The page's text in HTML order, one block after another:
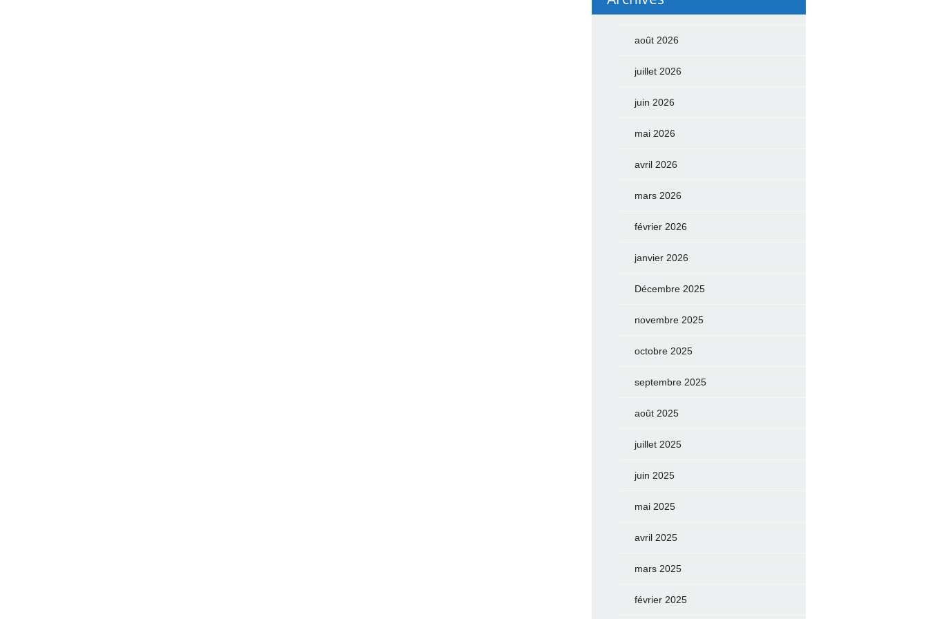
août 2026
juillet 2026
juin 2026
mai 2026
avril 2026
mars 2026
février 2026
janvier 2026
Décembre 2025
novembre 2025
octobre 2025
septembre 2025
août 2025
juillet 2025
juin 2025
mai 2025
avril 2025
mars 2025
février 2025